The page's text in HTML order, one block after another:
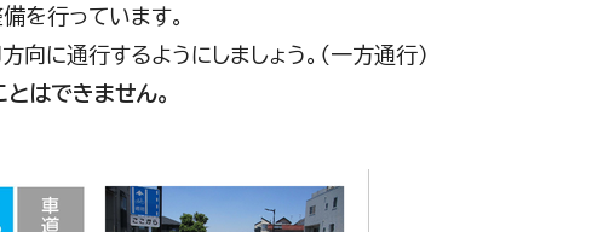
を行っています。
に通行するようにしましょう。（一方通行）
はできません。